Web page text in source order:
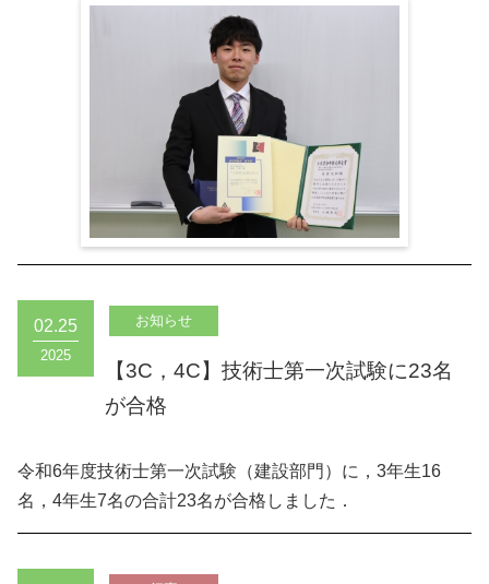
02.25
2025
【3C，4C】技術士第一次試験に23名
が合格
令和6年度技術士第一次試験（建設部門）に，3年生16
名，4年生7名の合計23名が合格しました．